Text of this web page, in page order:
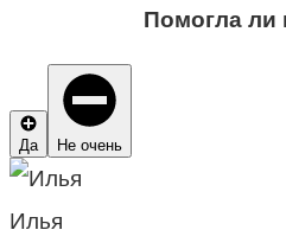
Помогла ли
Да Не очень
Илья